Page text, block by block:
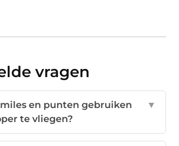
vragen
en punten gebruiken
te vliegen?
▼